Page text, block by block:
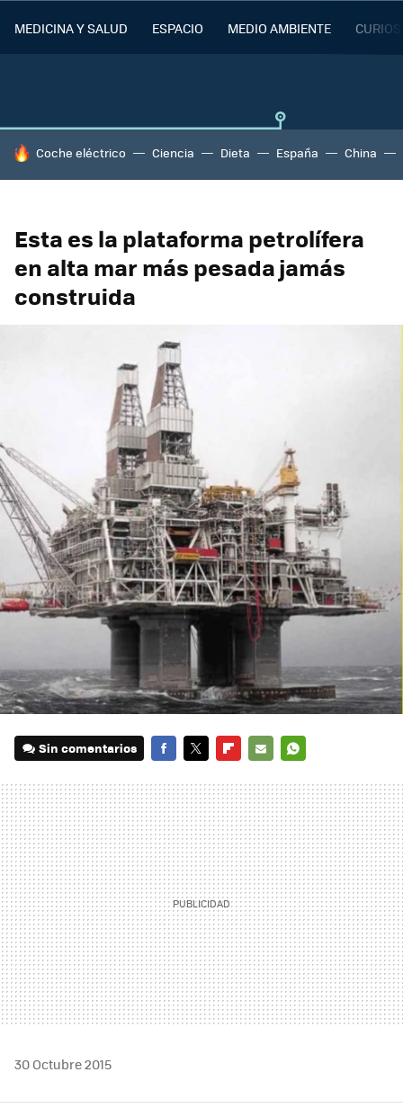
MEDICINA Y SALUD ESPACIO MEDIO AMBIENTE
HOY SE HABLA DE
Coche eléctrico Ciencia Dieta España China
Esta es la plataforma petrolífera
en alta mar más pesada jamás
construida
Sin comentarios
MAIL
30 Octubre 2015